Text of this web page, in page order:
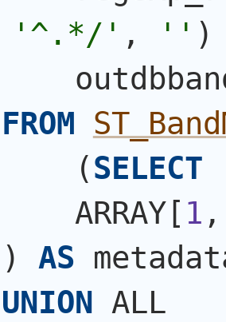
'^.*/' , '' )
FROM
( SELECT
    ARRAY[
1
)
AS
UNION ALL